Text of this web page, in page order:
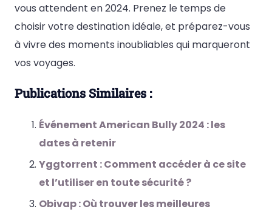
vous attendent en 2024. Prenez le temps de
choisir votre destination idéale, et préparez-vous
à vivre des moments inoubliables qui marqueront
vos voyages.
Publications Similaires :
Événement American Bully 2024 : les
dates à retenir
Yggtorrent : Comment accéder à ce site
et l’utiliser en toute sécurité ?
Obivap : Où trouver les meilleures